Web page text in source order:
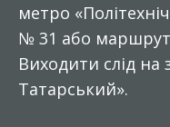
метро
№ 31 або
Виходити слід на
Татарський».